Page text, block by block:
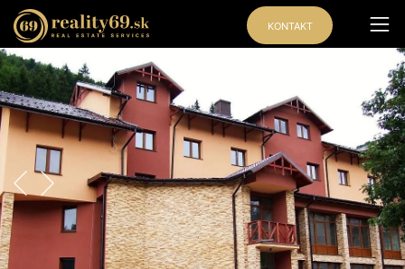
KONTAKT